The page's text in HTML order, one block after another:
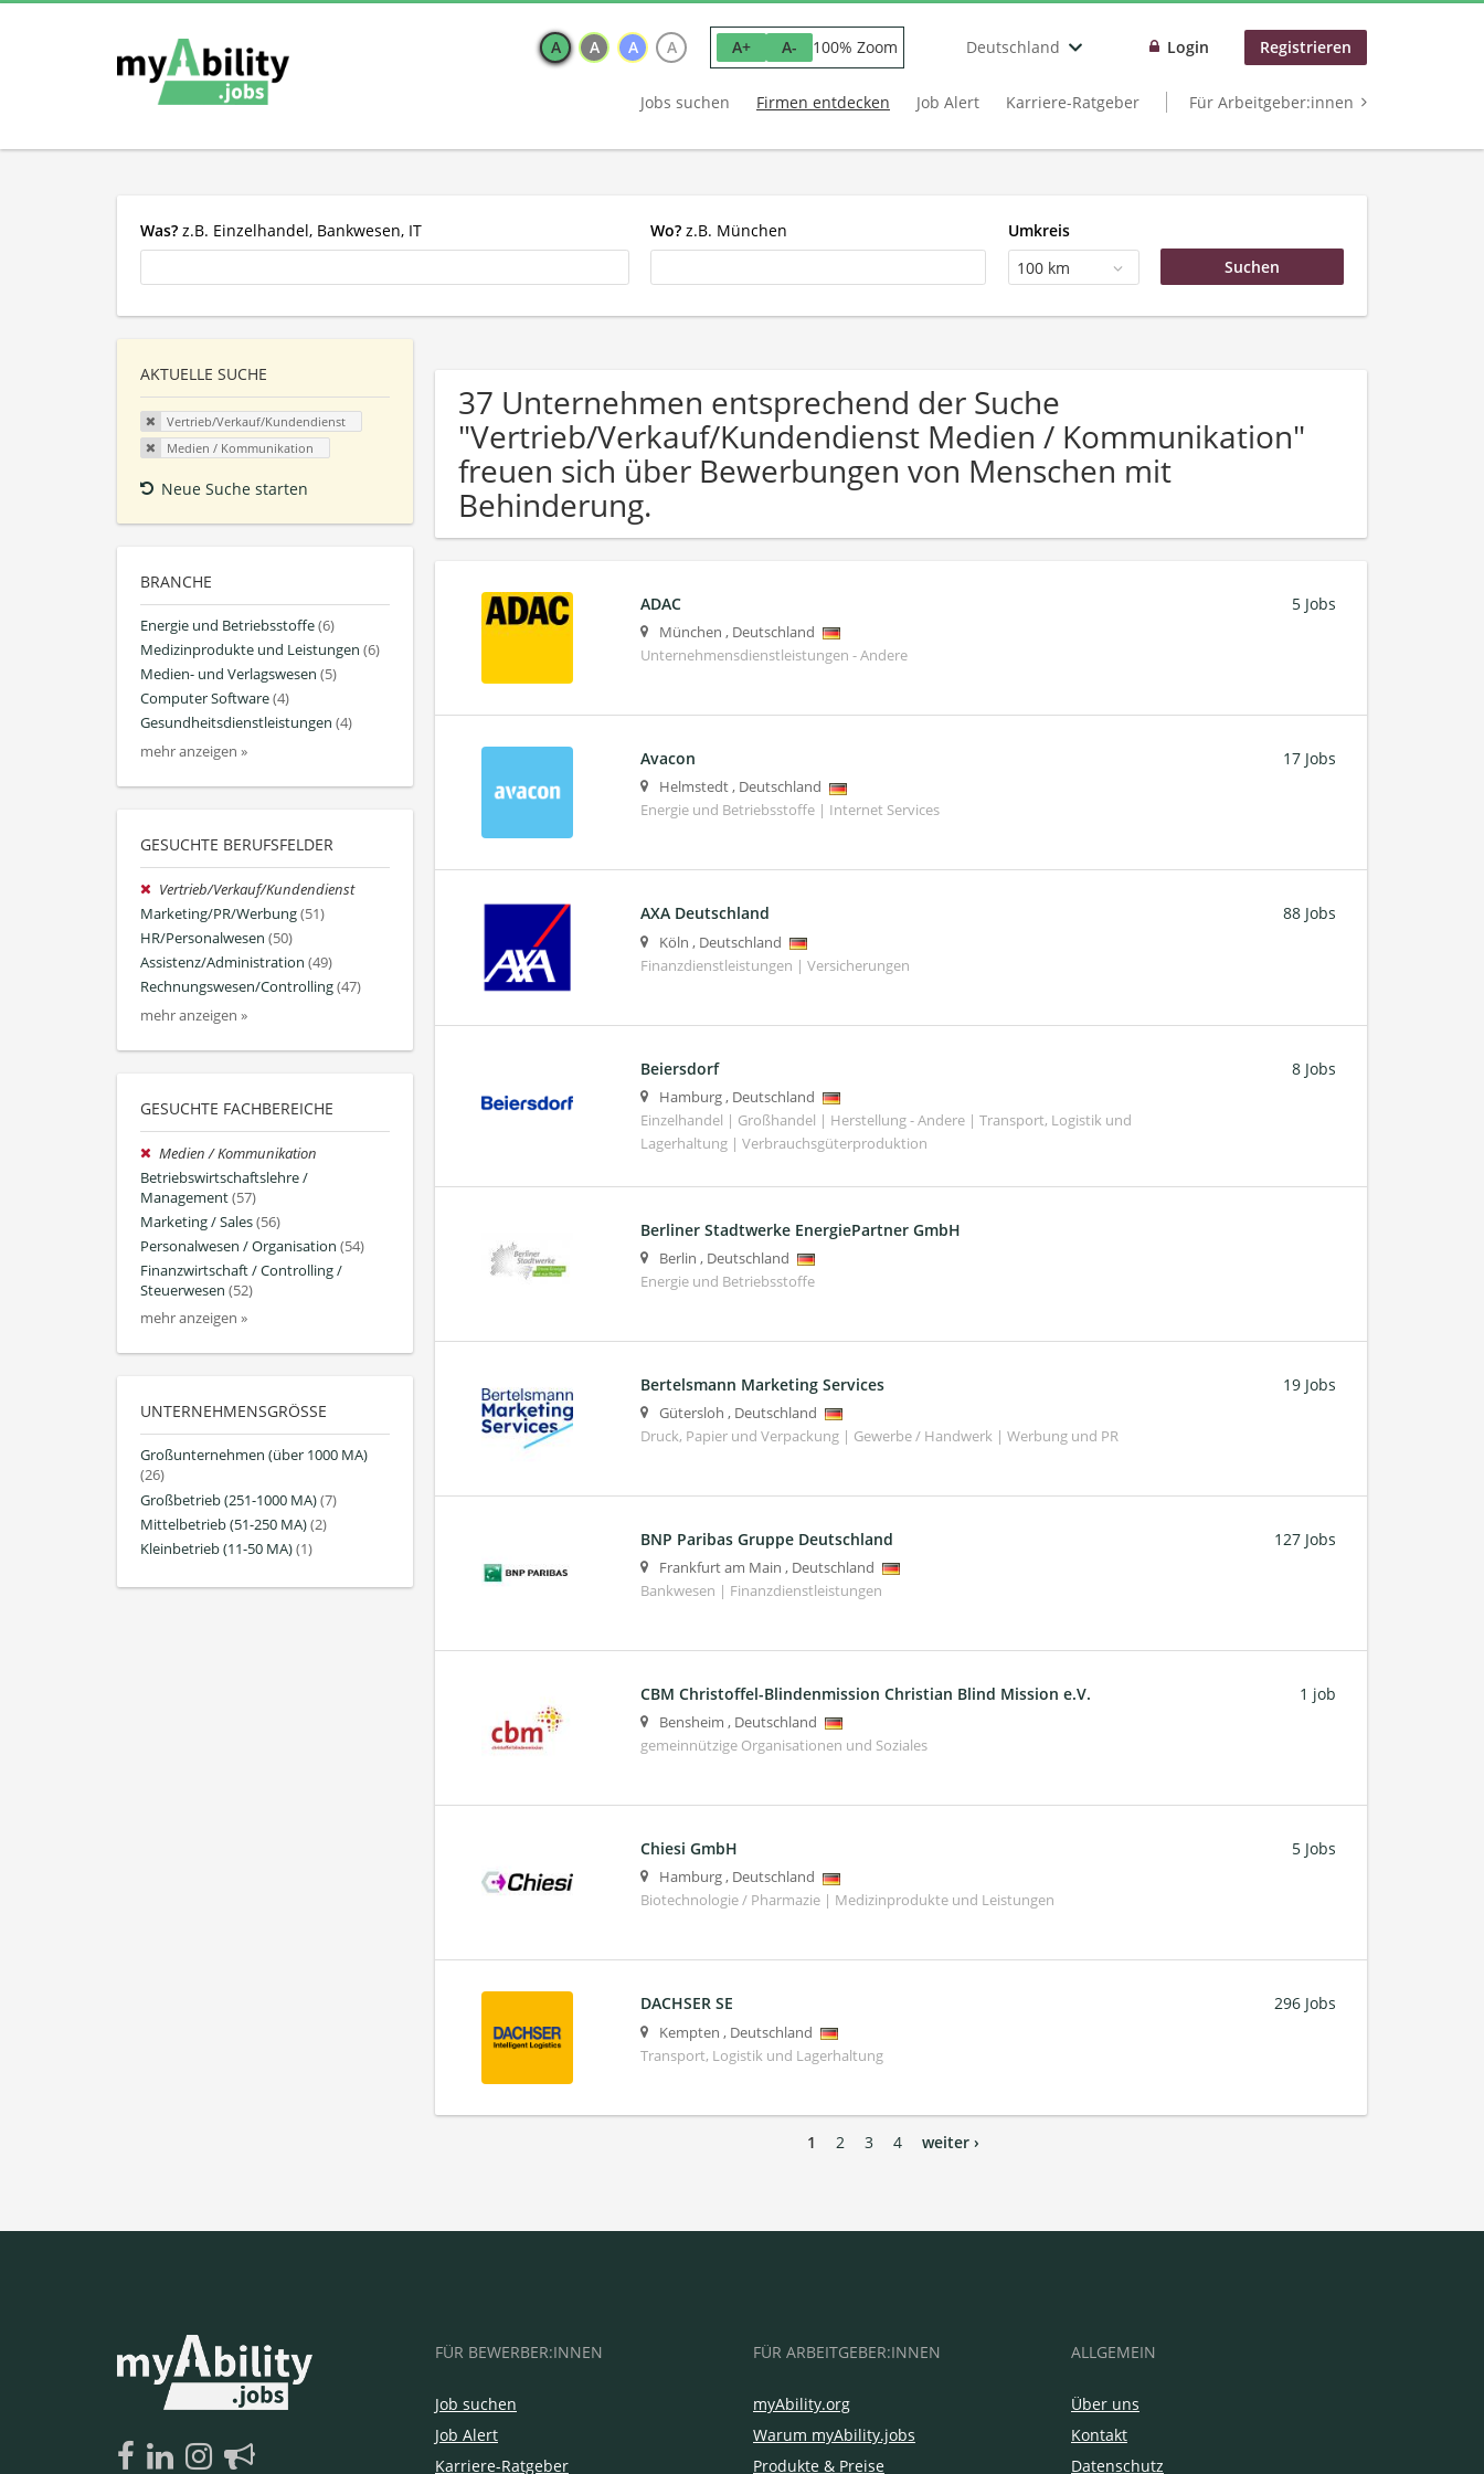
A A A A A+ A- 100% Zoom Deutschland Login Registrieren
Jobs suchen Firmen entdecken Job Alert Karriere-Ratgeber Für Arbeitgeber:innen
Was? z.B. Einzelhandel, Bankwesen, IT Wo? z.B. München
Umkreis
100 km
AKTUELLE SUCHE
Vertrieb/Verkauf/Kundendienst
Medien / Kommunikation
Neue Suche starten
BRANCHE
Energie und Betriebsstoffe(6)
Medizinprodukte und Leistungen (6)
Medien- und Verlagswesen (5)
Computer Software(4)
Gesundheitsdienstleistungen (4)
mehr anzeigen »
GESUCHTE BERUFSFELDER
Vertrieb/Verkauf/Kundendienst
Marketing/PR/Werbung(51)
HR/Personalwesen (50)
Assistenz/Administration (49)
Rechnungswesen/Controlling(47)
mehr anzeigen »
GESUCHTE FACHBEREICHE
Medien / Kommunikation
Betriebswirtschaftslehre /
Management(57)
Marketing / Sales(56)
Personalwesen / Organisation (54)
Finanzwirtschaft / Controlling /
Steuerwesen (52)
mehr anzeigen »
UNTERNEHMENSGRÖSSE
Großunternehmen (über 1000 MA)
(26)
Großbetrieb (251-1000 MA)(7)
Mittelbetrieb (51-250 MA)(2)
Kleinbetrieb (11-50 MA)(1)
37 Unternehmen entsprechend der Suche
"Vertrieb/Verkauf/Kundendienst Medien / Kommunikation"
freuen sich über Bewerbungen von Menschen mit
Behinderung.
ADAC
München , Deutschland
Unternehmensdienstleistungen - Andere
5 Jobs
Avacon
Helmstedt, Deutschland
Energie und Betriebsstoffe | Internet Services
17 Jobs
AXA Deutschland
Köln , Deutschland
Finanzdienstleistungen | Versicherungen
88 Jobs
Beiersdorf
Hamburg, Deutschland
Einzelhandel | Großhandel | Herstellung - Andere | Transport, Logistik und
Lagerhaltung | Verbrauchsgüterproduktion
8 Jobs
Berliner Stadtwerke EnergiePartner GmbH
Berlin , Deutschland
Energie und Betriebsstoffe
Bertelsmann Marketing Services
Gütersloh , Deutschland
Druck, Papier und Verpackung | Gewerbe / Handwerk | Werbung und PR
19 Jobs
BNP Paribas Gruppe Deutschland
Frankfurt am Main , Deutschland
Bankwesen | Finanzdienstleistungen
127 Jobs
CBM Christoffel-Blindenmission Christian Blind Mission e.V.
Bensheim , Deutschland
gemeinnützige Organisationen und Soziales
1 job
Chiesi GmbH
Hamburg, Deutschland
Biotechnologie / Pharmazie | Medizinprodukte und Leistungen
5 Jobs
DACHSER SE
Kempten , Deutschland
Transport, Logistik und Lagerhaltung
296 Jobs
1 2 3 4 weiter ›
FÜR BEWERBER:INNEN
Job suchen
Job Alert
Karriere-Ratgeber
FÜR ARBEITGEBER:INNEN
myAbility.org
Warum myAbility.jobs
Produkte & Preise
ALLGEMEIN
Über uns
Kontakt
Datenschutz